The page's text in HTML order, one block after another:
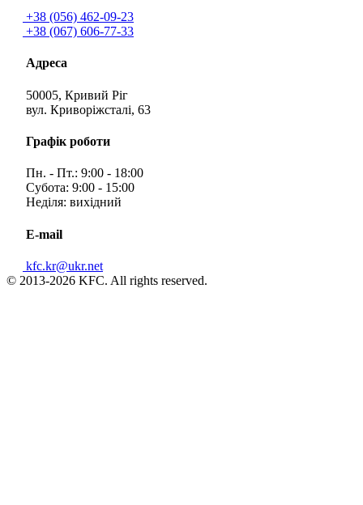
+38 (056) 462-09-23
+38 (067) 606-77-33
Адреса
50005, Кривий Ріг
вул. Криворіжсталі, 63
Графік роботи
Пн. - Пт.: 9:00 - 18:00
Субота: 9:00 - 15:00
Неділя: вихідний
E-mail
kfc.kr@ukr.net
© 2013-2026 KFC. All rights reserved.